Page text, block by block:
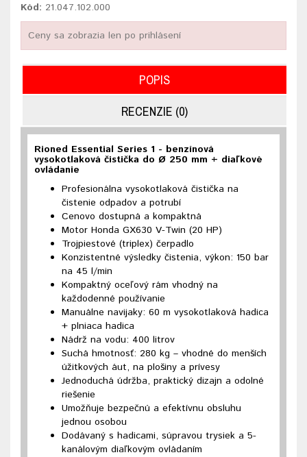
Kód: 21.047.102.000
Ceny sa zobrazia len po prihlásení
POPIS
RECENZIE (0)
Rioned Essential Series 1 - benzínová
vysokotlaková čistička do Ø 250 mm + diaľkové
ovládanie
Profesionálna vysokotlaková čistička na
čistenie odpadov a potrubí
Cenovo dostupná a kompaktná
Motor Honda GX630 V-Twin (20 HP)
Trojpiestové (triplex) čerpadlo
Konzistentné výsledky čistenia, výkon: 150 bar
na 45 l/min
Kompaktný oceľový rám vhodný na
každodenné používanie
Manuálne navijaky: 60 m vysokotlaková hadica
+ plniaca hadica
Nádrž na vodu: 400 litrov
Suchá hmotnosť: 280 kg – vhodné do menších
úžitkových áut, na plošiny a prívesy
Jednoduchá údržba, praktický dizajn a odolné
riešenie
Umožňuje bezpečnú a efektívnu obsluhu
jednou osobou
Dodávaný s hadicami, súpravou trysiek a 5-
kanálovým diaľkovým ovládaním